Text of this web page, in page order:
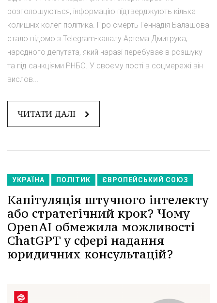
розголошуються, інформацію підтверджують кілька
колишніх колег політика. Про смерть Геннадія Балашова
стало відомо з Telegram-каналу Артема Дмитрука,
народного депутата, який наразі перебуває в розшуку
та під санкціями РНБО. У своєму пості в соцмережі він
вислов...
ЧИТАТИ ДАЛІ
УКРАЇНА ПОЛІТИК ЄВРОПЕЙСЬКИЙ СОЮЗ
Капітуляція штучного інтелекту
або стратегічний крок? Чому
OpenAI обмежила можливості
ChatGPT у сфері надання
юридичних консультацій?